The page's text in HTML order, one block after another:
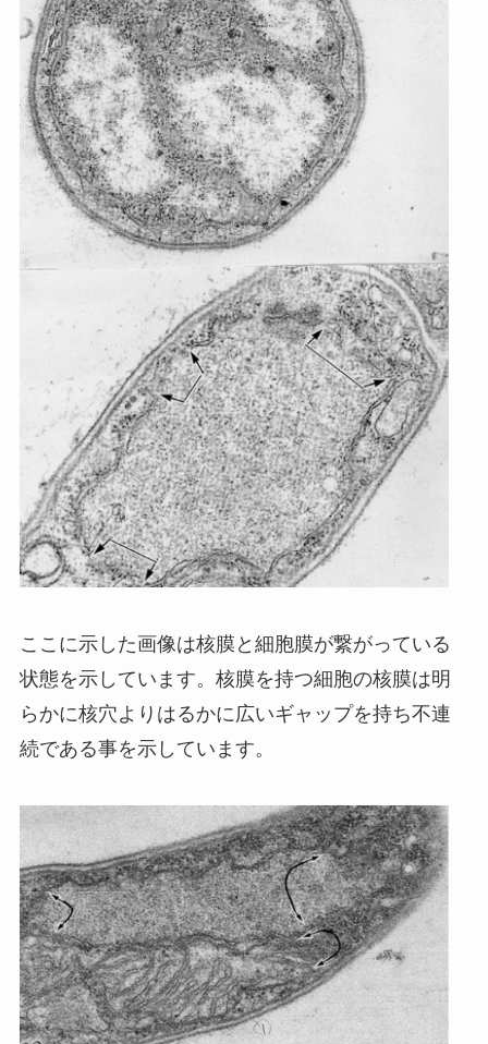
ここに示した画像は核膜と細胞膜が繋がっている
状態を示しています。核膜を持つ細胞の核膜は明
らかに核穴よりはるかに広いギャップを持ち不連
続である事を示しています。